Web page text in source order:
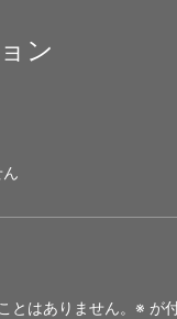
ン
とはありません。 ※ が